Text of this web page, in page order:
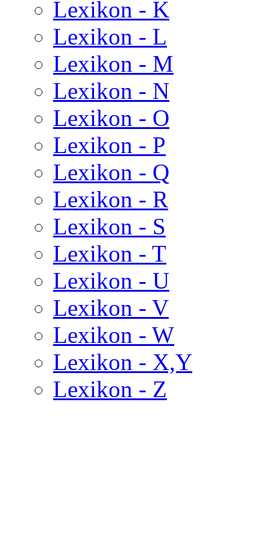
Lexikon - K
Lexikon - L
Lexikon - M
Lexikon - N
Lexikon - O
Lexikon - P
Lexikon - Q
Lexikon - R
Lexikon - S
Lexikon - T
Lexikon - U
Lexikon - V
Lexikon - W
Lexikon - X,Y
Lexikon - Z